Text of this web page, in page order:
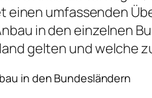
einen umfassenden
in den einzelnen
gelten und welche
in den Bundesländern